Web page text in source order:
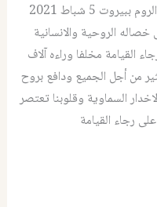
رقد المطران لوقا الخوري في مستشفى الروم ببيروت 5 شباط 2021
خصاله الروحية والانسانية
القيامة مخلفا وراءه آلاف
من أجل الجميع ودافع بروح
السماوية وقلوبنا تعتصر
رجاء القيامة